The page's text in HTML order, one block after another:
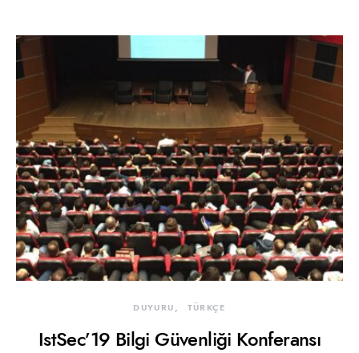
DUYURU TÜRKÇE
IstSec’19 Bilgi Güvenliği Konferansı